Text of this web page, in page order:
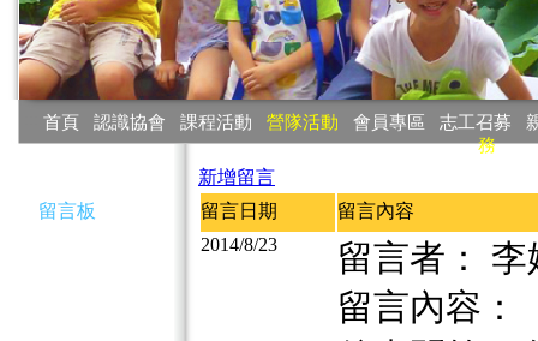
首頁 認識協會 課程活動 營隊活動 會員專區 志工召募
務
留言板
新增留言
留言日期
留言內容
2014/8/23
留言者： 李
留言內容：